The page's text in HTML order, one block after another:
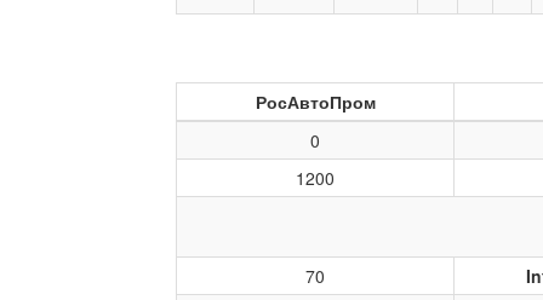
РосАвтоПром
0
1200
70